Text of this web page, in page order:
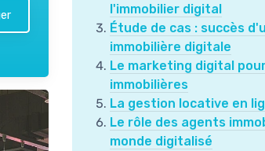
l'immobilier digital
Étude de cas : succès
immobilière digitale
Le marketing digital
immobilières
La gestion locative en
Le rôle des agents
monde digitalisé